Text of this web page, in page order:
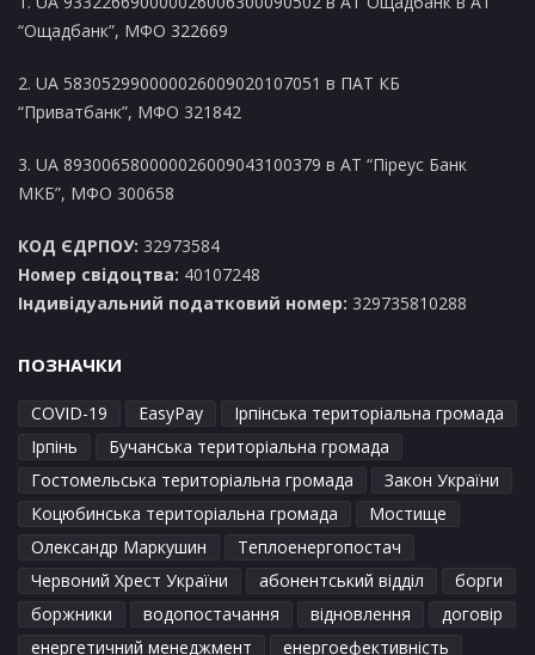
“Ощадбанк”, МФО 322669
2. UA 583052990000026009020107051 в ПАТ КБ
“Приватбанк”, МФО 321842
3. UA 893006580000026009043100379 в АТ “Піреус Банк
МКБ”, МФО 300658
КОД ЄДРПОУ: 32973584
Номер свідоцтва: 40107248
Індивідуальний податковий номер: 329735810288
ПОЗНАЧКИ
COVID-19 EasyPay
Ірпінська територіальна громада
Ірпінь
Бучанська територіальна громада
Гостомельська територіальна громада
Закон України
Коцюбинська територіальна громада
Мостище
Олександр Маркушин
Теплоенергопостач
Червоний Хрест України
абонентський відділ
борги
боржники
водопостачання відновлення
договір
енергетичний менеджмент
енергоефективність